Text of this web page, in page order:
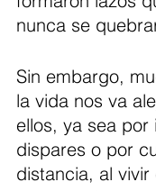
nunca se
Sin embargo,
la vida nos va
ellos, ya sea por
dispares o por
distancia, al vivir